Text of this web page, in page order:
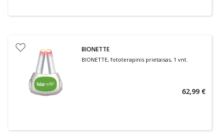
BIONETTE
BIONETTE, fototerapinis prietaisas, 1 vnt.
62,99 €